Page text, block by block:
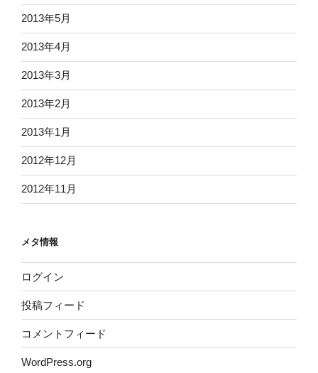
2013年5月
2013年4月
2013年3月
2013年2月
2013年1月
2012年12月
2012年11月
メタ情報
ログイン
投稿フィード
コメントフィード
WordPress.org